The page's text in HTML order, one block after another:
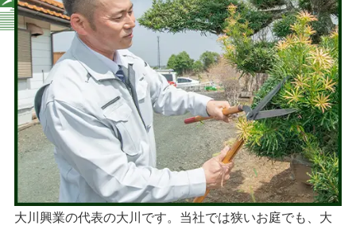
大川興業の代表の大川です。当社では狭いお庭でも、大